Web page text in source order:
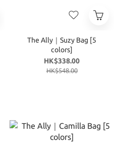
The Ally｜Suzy Bag [5
colors]
HK$338.00
HK$548.00